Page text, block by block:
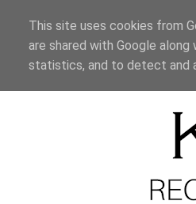
This site uses cookies from
are shared with Google
statistics, and to detect and